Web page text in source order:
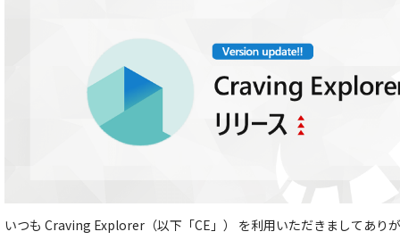
いつも Craving Explorer（以下「CE」） を利用いただきましてあり